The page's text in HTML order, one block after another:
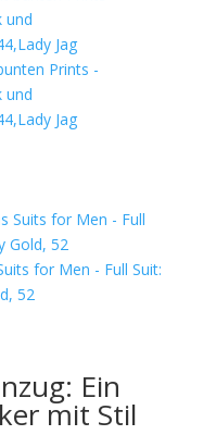
Prints -
und
Jag
for Men - Full Suit:
52
Ein
mit Stil